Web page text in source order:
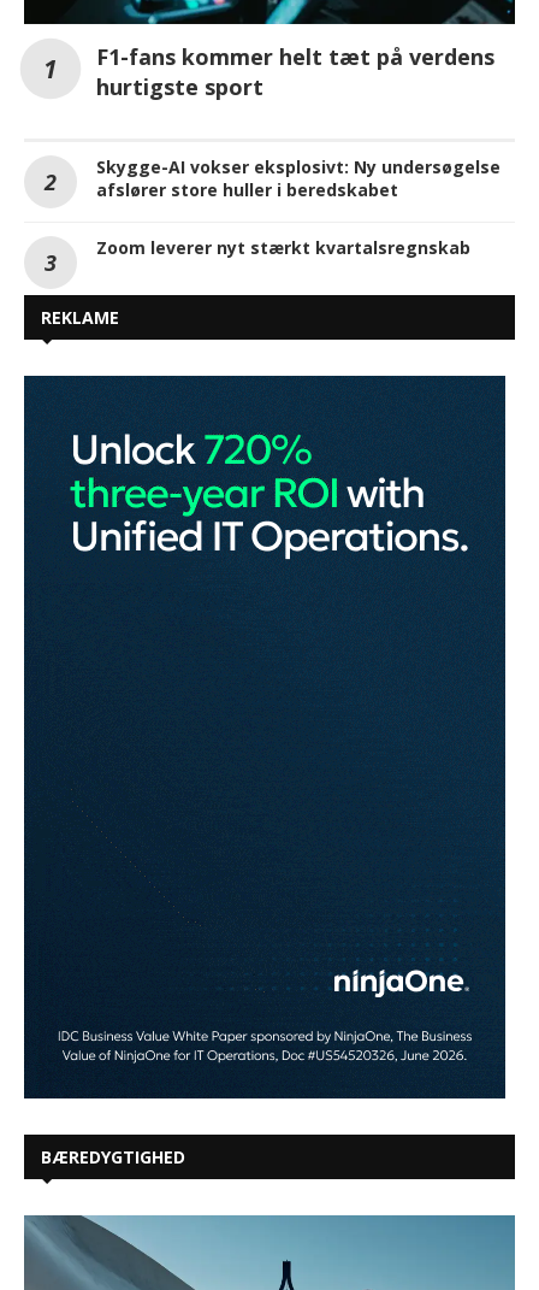
F1-fans kommer helt tæt på verdens
hurtigste sport
Skygge-AI vokser eksplosivt: Ny undersøgelse
afslører store huller i beredskabet
Zoom leverer nyt stærkt kvartalsregnskab
REKLAME
BÆREDYGTIGHED